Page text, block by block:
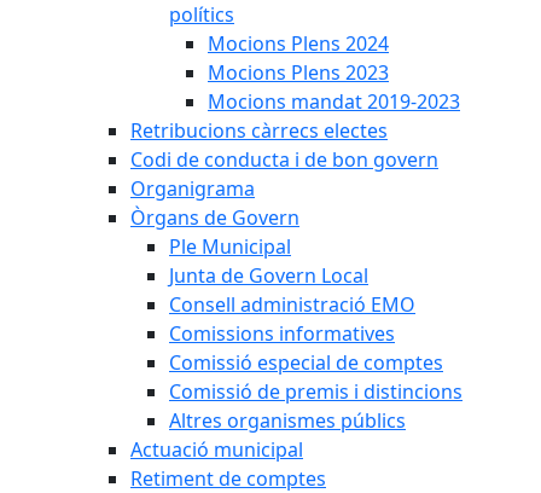
polítics
Mocions Plens 2024
Mocions Plens 2023
Mocions mandat 2019-2023
Retribucions càrrecs electes
Codi de conducta i de bon govern
Organigrama
Òrgans de Govern
Ple Municipal
Junta de Govern Local
Consell administració EMO
Comissions informatives
Comissió especial de comptes
Comissió de premis i distincions
Altres organismes públics
Actuació municipal
Retiment de comptes